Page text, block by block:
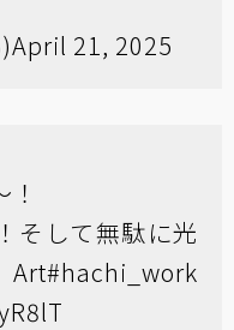
April 21, 2025
そして無駄に光
#hachi_work